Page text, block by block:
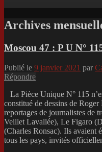
Archives
Moscou 47 : P U N°
Publié le 9 janvier 2021 par
Répondre
La Pièce Unique N° 115
constitué de dessins de
reportages de journalistes de
Veillet Lavallée), Le Figaro
(Charles Ronsac). Ils avaient
tous les pays, invités